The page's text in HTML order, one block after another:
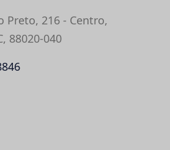
Preto, 216 - Centro,
88020-040